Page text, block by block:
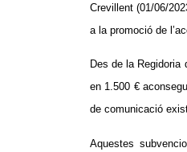
Crevillent (01/06/
a la promoció de
Des de la Regidoria
en 1.500 €
de comunicació
Aquestes